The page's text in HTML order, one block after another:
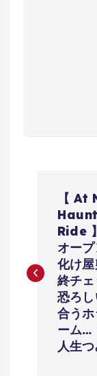
ビ
【
Ride
オー
化け
終チ
恐ろ
合う
ーム…
人生つ